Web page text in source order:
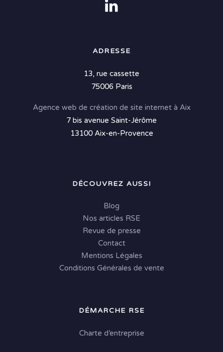
ADRESSE
13, rue cassette
75006 Paris
Agence web de création de site internet à Aix
7 bis avenue Saint-Jérôme
13100 Aix-en-Provence
DÉCOUVREZ AUSSI
Blog
Nos articles RSE
Revue de presse
Contact
Mentions Légales
Conditions Générales de vente
DÉMARCHE RSE
Charte d’entreprise